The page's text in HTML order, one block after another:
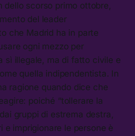
dello scorso primo ottobre,
del leader
che Madrid ha in parte
ogni mezzo per
sì illegale, ma di fatto civile e
quella indipendentista. In
ragione quando dice che
poiché “tollerare la
gruppi di estrema destra,
e imprigionare le persone è